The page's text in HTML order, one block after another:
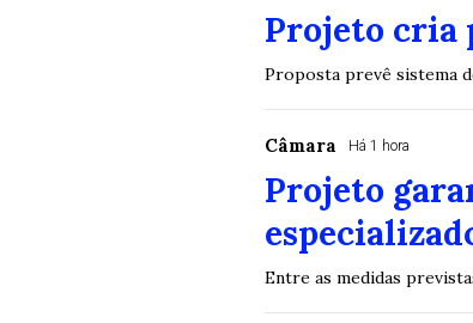
Projeto cria
Proposta prevê sistema
Câmara Há 1 hora
Projeto
Entre as medidas